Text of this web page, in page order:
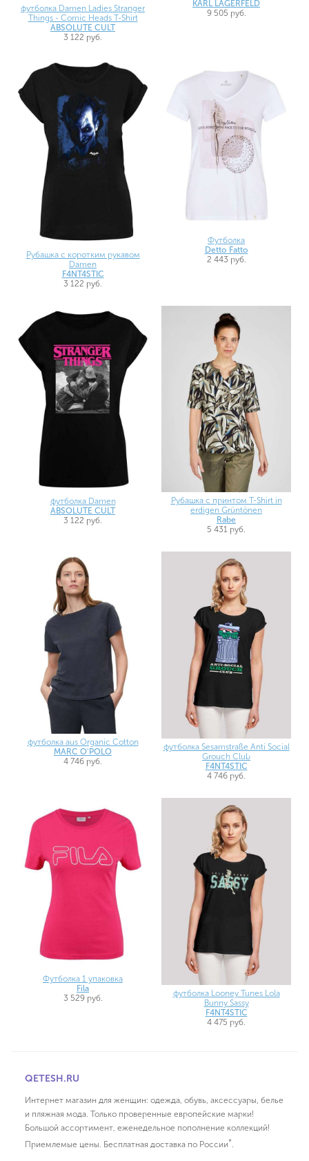
футболка Damen Ladies Stranger
Things - Comic Heads T-Shirt
ABSOLUTE CULT
3 122 руб.
KARL LAGERFELD
9 505 руб.
Рубашка с коротким рукавом
Damen
F4NT4STIC
3 122 руб.
Футболка
Detto Fatto
2 443 руб.
футболка Damen
ABSOLUTE CULT
3 122 руб.
Рубашка с принтом T-Shirt in
erdigen Grüntönen
Rabe
5 431 руб.
футболка aus Organic Cotton
MARC O'POLO
4 746 руб.
футболка Sesamstraße Anti Social
Grouch Club
F4NT4STIC
4 746 руб.
Футболка 1 упаковка
Fila
3 529 руб.
футболка Looney Tunes Lola
Bunny Sassy
F4NT4STIC
4 475 руб.
QETESH.RU
Интернет магазин для женщин: одежда, обувь, аксессуары, белье
и пляжная мода. Только проверенные европейские марки!
Большой ассортимент, еженедельное пополнение коллекций!
Приемлемые цены. Бесплатная доставка по России*